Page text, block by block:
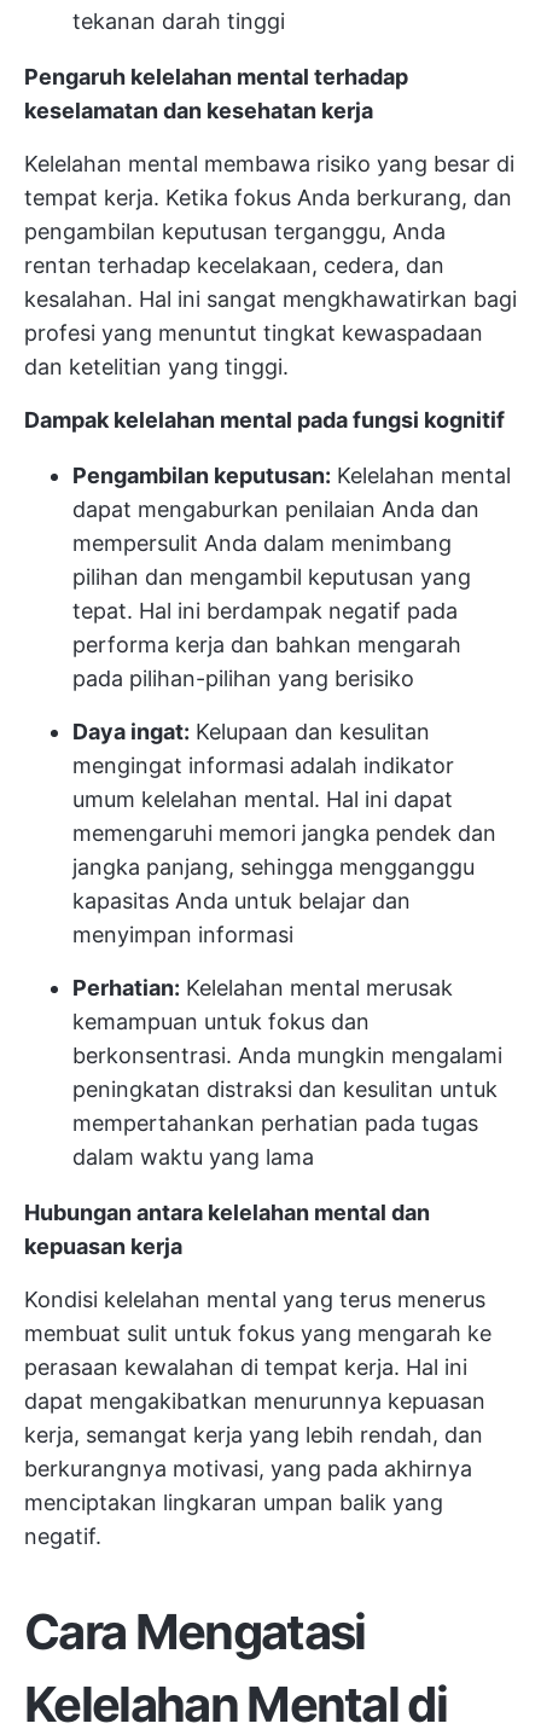
tekanan darah tinggi
Pengaruh kelelahan mental terhadap
keselamatan dan kesehatan kerja
Kelelahan mental membawa risiko yang besar di
tempat kerja. Ketika fokus Anda berkurang, dan
pengambilan keputusan terganggu, Anda
rentan terhadap kecelakaan, cedera, dan
kesalahan. Hal ini sangat mengkhawatirkan bagi
profesi yang menuntut tingkat kewaspadaan
dan ketelitian yang tinggi.
Dampak kelelahan mental pada fungsi kognitif
Pengambilan keputusan: Kelelahan mental
dapat mengaburkan penilaian Anda dan
mempersulit Anda dalam menimbang
pilihan dan mengambil keputusan yang
tepat. Hal ini berdampak negatif pada
performa kerja dan bahkan mengarah
pada pilihan-pilihan yang berisiko
Daya ingat: Kelupaan dan kesulitan
mengingat informasi adalah indikator
umum kelelahan mental. Hal ini dapat
memengaruhi memori jangka pendek dan
jangka panjang, sehingga mengganggu
kapasitas Anda untuk belajar dan
menyimpan informasi
Perhatian: Kelelahan mental merusak
kemampuan untuk fokus dan
berkonsentrasi. Anda mungkin mengalami
peningkatan distraksi dan kesulitan untuk
mempertahankan perhatian pada tugas
dalam waktu yang lama
Hubungan antara kelelahan mental dan
kepuasan kerja
Kondisi kelelahan mental yang terus menerus
membuat sulit untuk fokus yang mengarah ke
perasaan kewalahan di tempat kerja. Hal ini
dapat mengakibatkan menurunnya kepuasan
kerja, semangat kerja yang lebih rendah, dan
berkurangnya motivasi, yang pada akhirnya
menciptakan lingkaran umpan balik yang
negatif.
Cara Mengatasi
Kelelahan Mental di